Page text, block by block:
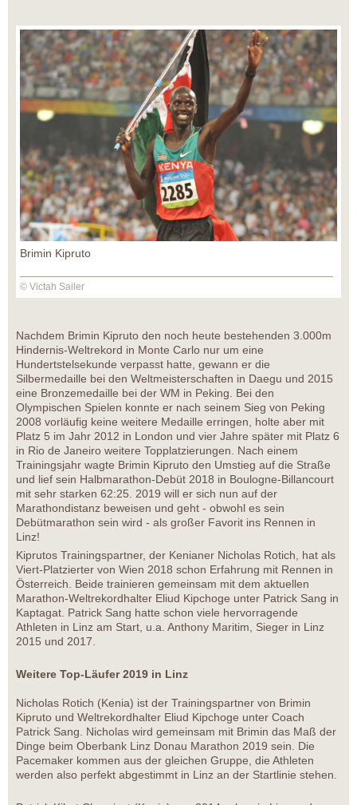
Brimin Kipruto
© Victah Sailer
Nachdem Brimin Kipruto den noch heute bestehenden 3.000m
Hindernis-Weltrekord in Monte Carlo nur um eine
Hundertstelsekunde verpasst hatte, gewann er die
Silbermedaille bei den Weltmeisterschaften in Daegu und 2015
eine Bronzemedaille bei der WM in Peking. Bei den
Olympischen Spielen konnte er nach seinem Sieg von Peking
2008 vorläufig keine weitere Medaille erringen, holte aber mit
Platz 5 im Jahr 2012 in London und vier Jahre später mit Platz 6
in Rio de Janeiro weitere Topplatzierungen. Nach einem
Trainingsjahr wagte Brimin Kipruto den Umstieg auf die Straße
und lief sein Halbmarathon-Debüt 2018 in Boulogne-Billancourt
mit sehr starken 62:25. 2019 will er sich nun auf der
Marathondistanz beweisen und geht - obwohl es sein
Debütmarathon sein wird - als großer Favorit ins Rennen in
Linz!
Kiprutos Trainingspartner, der Kenianer Nicholas Rotich, hat als
Viert-Platzierter von Wien 2018 schon Erfahrung mit Rennen in
Österreich. Beide trainieren gemeinsam mit dem aktuellen
Marathon-Weltrekordhalter Eliud Kipchoge unter Patrick Sang in
Kaptagat. Patrick Sang hatte schon viele hervorragende
Athleten in Linz am Start, u.a. Anthony Maritim, Sieger in Linz
2015 und 2017.
Weitere Top-Läufer 2019 in Linz
Nicholas Rotich (Kenia) ist der Trainingspartner von Brimin
Kipruto und Weltrekordhalter Eliud Kipchoge unter Coach
Patrick Sang. Nicholas wird gemeinsam mit Brimin das Maß der
Dinge beim Oberbank Linz Donau Marathon 2019 sein. Die
Pacemaker kommen aus der gleichen Gruppe, die Athleten
werden also perfekt abgestimmt in Linz an der Startlinie stehen.